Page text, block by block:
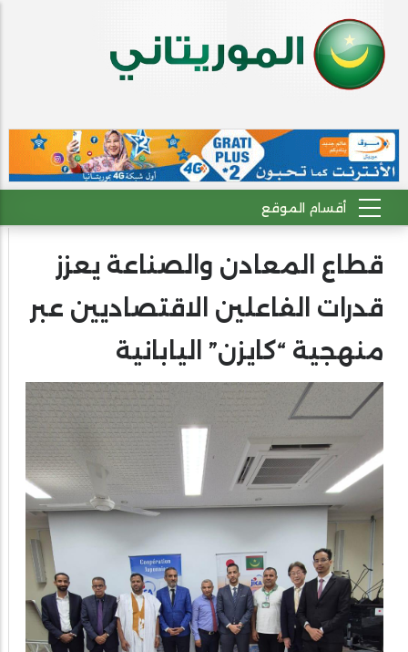
قطاع المعادن والصناعة يعزز
قدرات الفاعلين الاقتصاديين عبر
منهجية “كايزن” اليابانية